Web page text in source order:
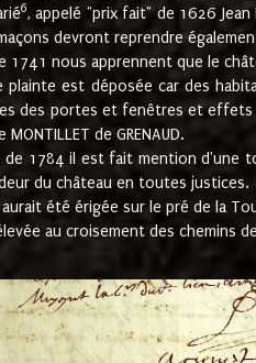
6, appelé "prix fait" de 1626
devront reprendre
1741 nous apprennent que le
plainte est déposée car des
des portes et fenêtres et effets
de GRENAUD.
de 1784 il est fait mention d'une
du château en toutes justices.
été érigée sur le pré de la
au croisement des chemins